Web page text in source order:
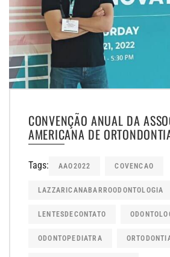
CONVENÇÃO ANUAL DA
AMERICANA DE
Tags: AAO2022 COVENCAO
LAZZARICANABARROODONTOLOGIA
LENTESDECONTATO
ODONTOPEDIATRA